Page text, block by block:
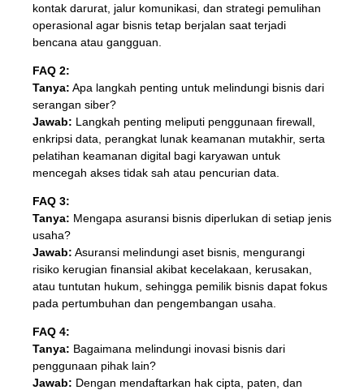
kontak darurat, jalur komunikasi, dan strategi pemulihan
operasional agar bisnis tetap berjalan saat terjadi
bencana atau gangguan.
FAQ 2:
Tanya: Apa langkah penting untuk melindungi bisnis dari
serangan siber?
Jawab: Langkah penting meliputi penggunaan firewall,
enkripsi data, perangkat lunak keamanan mutakhir, serta
pelatihan keamanan digital bagi karyawan untuk
mencegah akses tidak sah atau pencurian data.
FAQ 3:
Tanya: Mengapa asuransi bisnis diperlukan di setiap jenis
usaha?
Jawab: Asuransi melindungi aset bisnis, mengurangi
risiko kerugian finansial akibat kecelakaan, kerusakan,
atau tuntutan hukum, sehingga pemilik bisnis dapat fokus
pada pertumbuhan dan pengembangan usaha.
FAQ 4:
Tanya: Bagaimana melindungi inovasi bisnis dari
penggunaan pihak lain?
Jawab: Dengan mendaftarkan hak cipta, paten, dan